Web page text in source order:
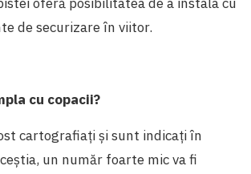
de securizare în viitor.
cu copacii?
cartografiați și sunt indicați în
un număr foarte mic va fi